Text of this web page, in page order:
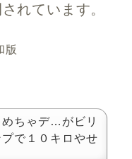
れています。
ちゃデ…がビリ
で１０キロやせ